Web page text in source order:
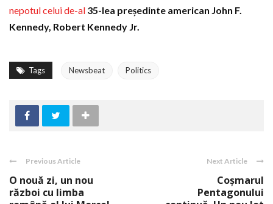
nepotul celui de-al 35-lea președinte american John F.
Kennedy, Robert Kennedy Jr.
Tags Newsbeat Politics
Previous Article
O nouă zi, un nou
război cu limba
Next Article
Coșmarul
Pentagonului